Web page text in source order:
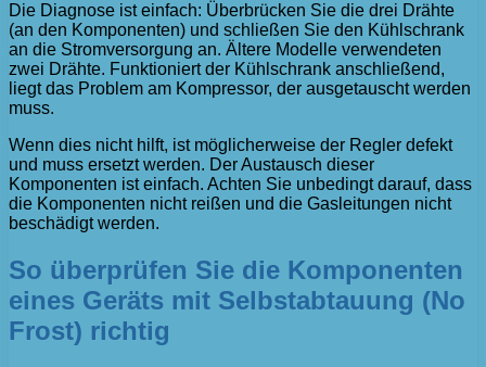
Die Diagnose ist einfach: Überbrücken Sie die drei Drähte
(an den Komponenten) und schließen Sie den Kühlschrank
an die Stromversorgung an. Ältere Modelle verwendeten
zwei Drähte. Funktioniert der Kühlschrank anschließend,
liegt das Problem am Kompressor, der ausgetauscht werden
muss.
Wenn dies nicht hilft, ist möglicherweise der Regler defekt
und muss ersetzt werden. Der Austausch dieser
Komponenten ist einfach. Achten Sie unbedingt darauf, dass
die Komponenten nicht reißen und die Gasleitungen nicht
beschädigt werden.
So überprüfen Sie die Komponenten
eines Geräts mit Selbstabtauung (No
Frost) richtig